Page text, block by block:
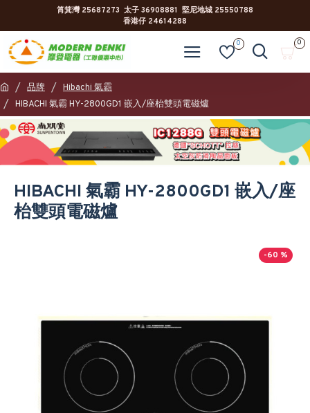
筲箕灣 25687273 太子 36908881 堅尼地城 25550788
香港仔 24614288
0 0
品牌
Hibachi 氣霸
HIBACHI 氣霸 HY-2800GD1 嵌入/座枱雙頭電磁爐
HIBACHI 氣霸 HY-2800GD1 嵌入/座
枱雙頭電磁爐
-60 %